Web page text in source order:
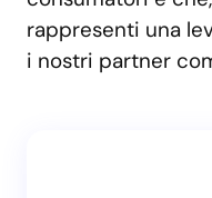
rappresenti una
i nostri partner